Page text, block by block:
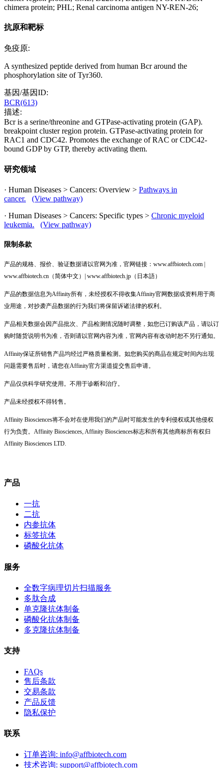
chimera protein; PHL; Renal carcinoma antigen NY-REN-26;
抗原和靶标
免疫原:
A synthesized peptide derived from human Bcr around the
phosphorylation site of Tyr360.
基因/基因ID:
BCR(613)
描述:
Bcr is a serine/threonine and GTPase-activating protein (GAP).
breakpoint cluster region protein. GTPase-activating protein for
RAC1 and CDC42. Promotes the exchange of RAC or CDC42-
bound GDP by GTP, thereby activating them.
研究领域
· Human Diseases > Cancers: Overview > Pathways in
cancer.
(View pathway)
· Human Diseases > Cancers: Specific types > Chronic myeloid
leukemia.
(View pathway)
限制条款
产品的规格、报价、验证数据请以官网为准，官网链接：www.affbiotech.com |
www.affbiotech.cn（简体中文）| www.affbiotech.jp（日本語）
产品的数据信息为Affinity所有，未经授权不得收集Affinity官网数据或资料用于商
业用途，对抄袭产品数据的行为我们将保留诉诸法律的权利。
产品相关数据会因产品批次、产品检测情况随时调整，如您已订购该产品，请以订
购时随货说明书为准，否则请以官网内容为准，官网内容有改动时恕不另行通知。
Affinity保证所销售产品均经过严格质量检测。如您购买的商品在规定时间内出现
问题需要售后时，请您在Affinity官方渠道提交售后申请。
产品仅供科学研究使用。不用于诊断和治疗。
产品未经授权不得转售。
Affinity Biosciences将不会对在使用我们的产品时可能发生的专利侵权或其他侵权
行为负责。Affinity Biosciences, Affinity Biosciences标志和所有其他商标所有权归
Affinity Biosciences LTD.
产品
一抗
二抗
内参抗体
标签抗体
磷酸化抗体
服务
全数字病理切片扫描服务
多肽合成
单克隆抗体制备
磷酸化抗体制备
多克隆抗体制备
支持
FAQs
售后条款
交易条款
产品反馈
隐私保护
联系
订单咨询: info@affbiotech.com
技术咨询: support@affbiotech.com